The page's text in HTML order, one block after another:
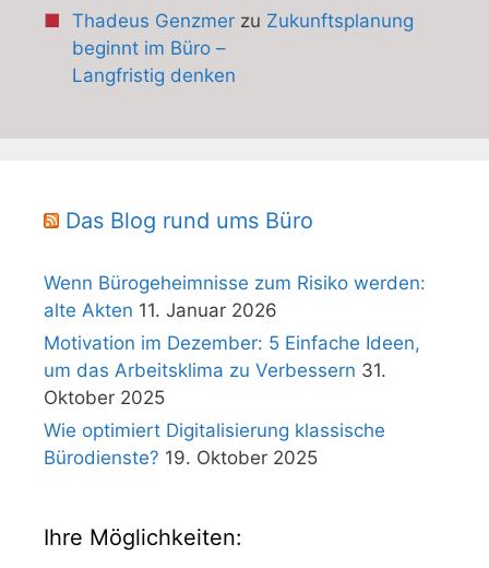
Thadeus Genzmerzu Zukunftsplanung
beginnt im Büro –
Langfristig denken
Das Blog rund ums Büro
Wenn Bürogeheimnisse zum Risiko werden:
alte Akten 11. Januar 2026
Motivation im Dezember: 5 Einfache Ideen,
um das Arbeitsklima zu Verbessern 31.
Oktober 2025
Wie optimiert Digitalisierung klassische
Bürodienste? 19. Oktober 2025
Ihre Möglichkeiten: